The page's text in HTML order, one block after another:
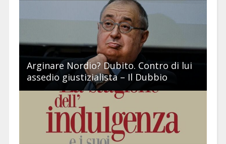
Arginare Nordio? Dubito. Contro di lui
assedio giustizialista – Il Dubbio